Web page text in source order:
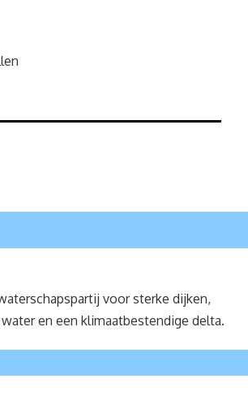
voor sterke dijken,
en een klimaatbestendige delta.